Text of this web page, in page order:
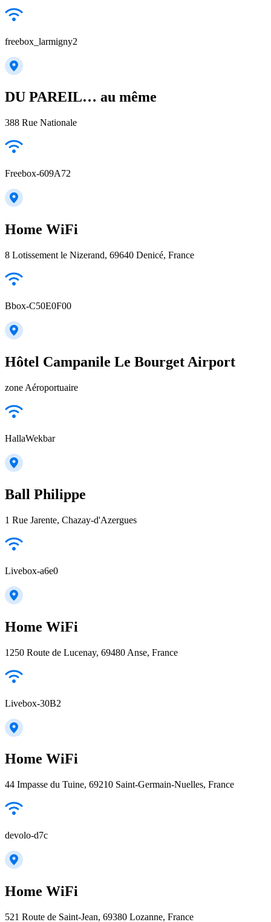
freebox_larmigny2
DU PAREIL… au même
388 Rue Nationale
Freebox-609A72
Home WiFi
8 Lotissement le Nizerand, 69640 Denicé, France
Bbox-C50E0F00
Hôtel Campanile Le Bourget Airport
zone Aéroportuaire
HallaWekbar
Ball Philippe
1 Rue Jarente, Chazay-d'Azergues
Livebox-a6e0
Home WiFi
1250 Route de Lucenay, 69480 Anse, France
Livebox-30B2
Home WiFi
44 Impasse du Tuine, 69210 Saint-Germain-Nuelles, France
devolo-d7c
Home WiFi
521 Route de Saint-Jean, 69380 Lozanne, France